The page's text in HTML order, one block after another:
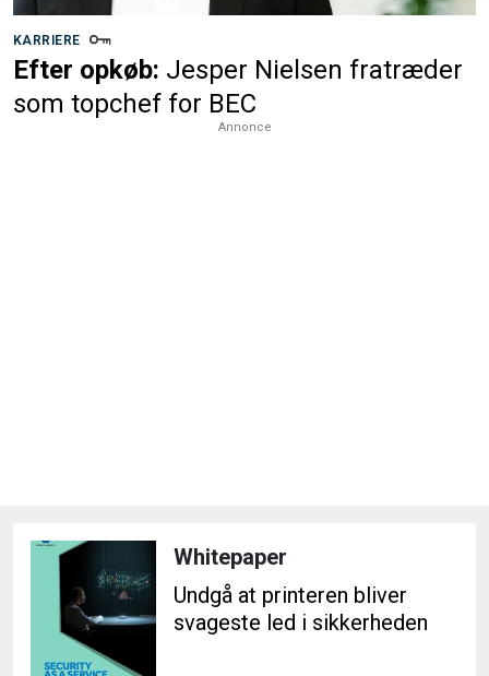
KARRIERE
Efter opkøb: Jesper Nielsen fratræder
som topchef for BEC
Annonce
Whitepaper
Undgå at printeren bliver
svageste led i sikkerheden